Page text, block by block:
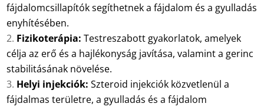
fájdalomcsillapítók segíthetnek a fájdalom és a gyulladás
enyhítésében.
Fizikoterápia: Testreszabott gyakorlatok, amelyek
célja az erő és a hajlékonyság javítása, valamint a gerinc
stabilitásának növelése.
Helyi injekciók: Szteroid injekciók közvetlenül a
fájdalmas területre, a gyulladás és a fájdalom